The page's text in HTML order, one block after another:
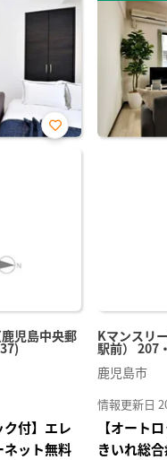
児島中央郵
お気
ク付】エレ
ネット無料
Kマンスリ
駅前） 207
鹿児島市
情報更新日
【オート
きいれ総